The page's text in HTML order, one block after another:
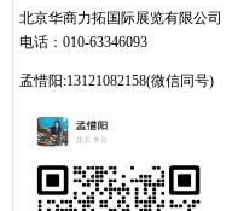
北京华商力拓国际展览有限公司
电话：010-63346093
孟惜阳:13121082158(微信同号)